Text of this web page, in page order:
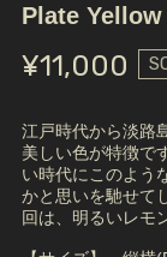
Plate
¥11,000
江戸時代から淡路
美しい色が特徴
い時代にこのよう
かと思いを馳せて
回は、明るいレモ